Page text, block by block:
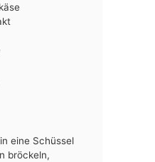
eine Schüssel
bröckeln,